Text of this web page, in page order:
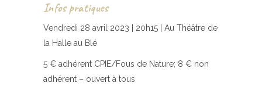
Infos pratiques
Vendredi 28 avril 2023 | 20h15 | Au Théâtre de
la Halle au Blé
5 € adhérent CPIE/Fous de Nature; 8 € non
adhérent – ouvert à tous